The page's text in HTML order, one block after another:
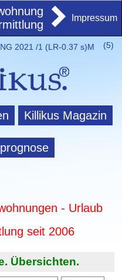
Impressum
(5)
2021 /1 (LR-0.37 s)M
Killikus Magazin
- Urlaub
seit 2006
Übersichten.